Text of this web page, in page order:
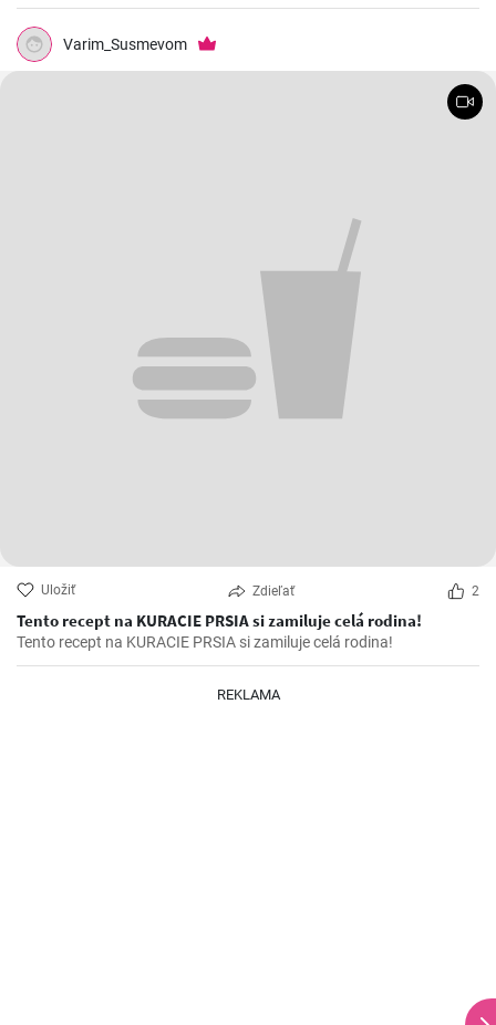
Varim_Susmevom
Uložiť Zdieľať 2
Tento recept na KURACIE PRSIA si zamiluje celá rodina!
Tento recept na KURACIE PRSIA si zamiluje celá rodina!
REKLAMA